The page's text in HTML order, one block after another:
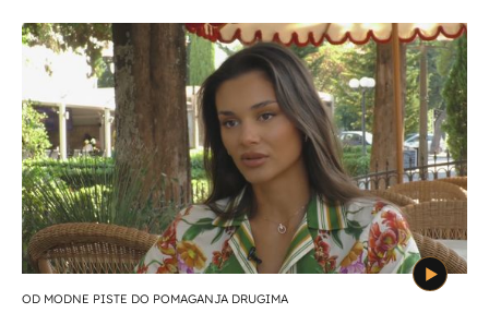
OD MODNE PISTE DO POMAGANJA DRUGIMA